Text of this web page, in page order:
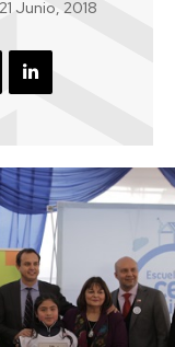
21 Junio, 2018